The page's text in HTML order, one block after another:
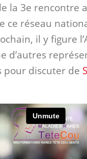
la 3e rencontre
ce réseau
il y figure
d’autres
pour discuter de